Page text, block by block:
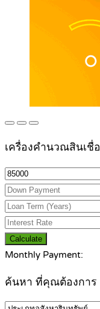
เครื่องคำนวณสินเชื่อ
Calculate
Monthly Payment:
ค้นหา ที่คุณต้องการ